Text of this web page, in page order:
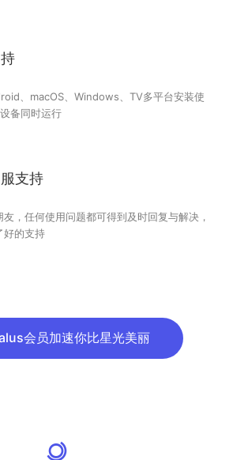
、macOS、Windows、TV多平台安装使
备同时运行
支持
，任何使用问题都可得到及时回复与解决，
好的支持
会员加速你比星光美丽